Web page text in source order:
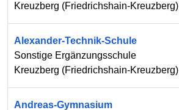
Kreuzberg (Friedrichshain-Kreuzberg)
Alexander-Technik-Schule
Sonstige Ergänzungsschule
Kreuzberg (Friedrichshain-Kreuzberg)
Andreas-Gymnasium